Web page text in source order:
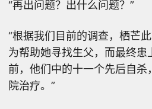
“再出问题？出什么问题？”
“根据我们目前的调查，栖芒
为帮助她寻找生父，而最终患
前，他们中的十一个先后自
院治疗。”